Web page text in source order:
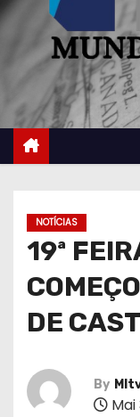
NOTÍCIAS
19ª
DE
By
Mai